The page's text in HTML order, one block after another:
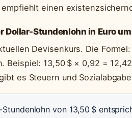
einen
Dollar-Stundenlohn in Euro
Devisenkurs. Die
Beispiel: 13,50 $ × 0,92 =
es Steuern und
Stundenlohn von 13,50 $